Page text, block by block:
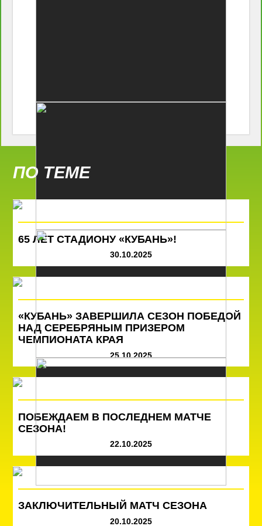
ПО ТЕМЕ
65 ЛЕТ СТАДИОНУ «КУБАНЬ»!
30.10.2025
«КУБАНЬ» ЗАВЕРШИЛА СЕЗОН ПОБЕДОЙ
НАД СЕРЕБРЯНЫМ ПРИЗЕРОМ
ЧЕМПИОНАТА КРАЯ
25.10.2025
ПОБЕЖДАЕМ В ПОСЛЕДНЕМ МАТЧЕ
СЕЗОНА!
22.10.2025
ЗАКЛЮЧИТЕЛЬНЫЙ МАТЧ СЕЗОНА
20.10.2025